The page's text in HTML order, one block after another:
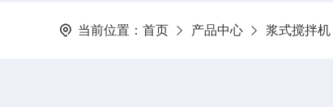
当前位置： 首页 产品中心 浆式搅拌机